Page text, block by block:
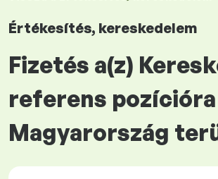
Értékesítés, kereskedelem
Fizetés a(z)
referens pozícióra
Magyarország